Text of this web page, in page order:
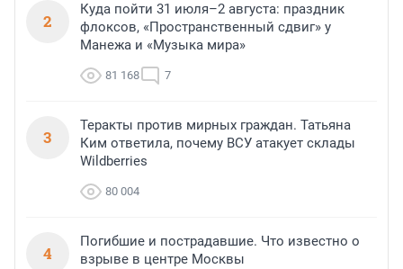
2
Куда пойти 31 июля–2 августа: праздник
флоксов, «Пространственный сдвиг» у
Манежа и «Музыка мира»
81 168 7
3
Теракты против мирных граждан. Татьяна
Ким ответила, почему ВСУ атакует склады
Wildberries
80 004
4
Погибшие и пострадавшие. Что известно о
взрыве в центре Москвы